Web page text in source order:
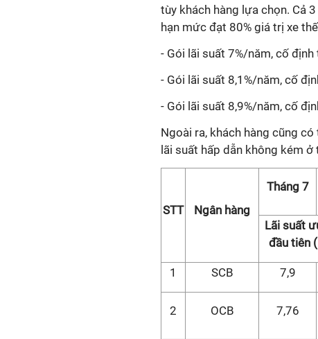
tùy khách hàng lựa chọn. Cả
hạn mức đạt 80% giá trị xe
- Gói lãi suất 7%/năm, cố
- Gói lãi suất 8,1%/năm, cố
- Gói lãi suất 8,9%/năm, cố
Ngoài ra, khách hàng cũng
lãi suất hấp dẫn không kém
STT Ngân hàng
Tháng 7
Lãi suất
đầu tiên
1 SCB 7,9
2 OCB 7,76